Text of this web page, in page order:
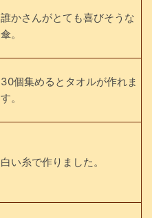
誰かさんがとても喜びそうな
傘。
30個集めるとタオルが作れま
す。
白い糸で作りました。